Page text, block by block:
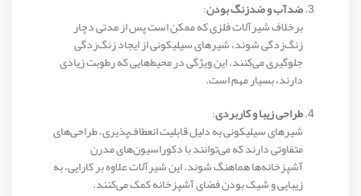
ضدآب و ضدزنگ بودن:
برخلاف شیرآلات فلزی که ممکن است پس از مدتی دچار
زنگ‌زدگی شوند، شیرهای سیلیکونی از ایجاد زنگ‌زدگی
جلوگیری می‌کنند. این ویژگی در محیط‌هایی که رطوبت زیادی
دارند، بسیار مهم است.
طراحی زیبا و کاربردی:
شیرهای سیلیکونی به دلیل قابلیت انعطاف‌پذیری، طراحی‌های
متفاوتی دارند که می‌توانند با دکوراسیون‌های مدرن
آشپزخانه‌ها هماهنگ شوند. این شیرآلات علاوه بر کارایی، به
زیبایی و شیک بودن فضای آشپزخانه کمک می‌کنند.